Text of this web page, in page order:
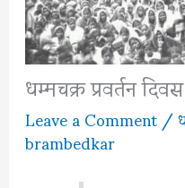
धम्मचक्र प्रवर्तन
Leave a Comment/
brambedkar